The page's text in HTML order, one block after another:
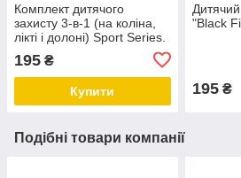
Комплект дитячого
захисту 3-в-1 (на коліна,
лікті і долоні) Sport Series.
195 ₴
Купити
"Black
195₴
Подібні товари компанії